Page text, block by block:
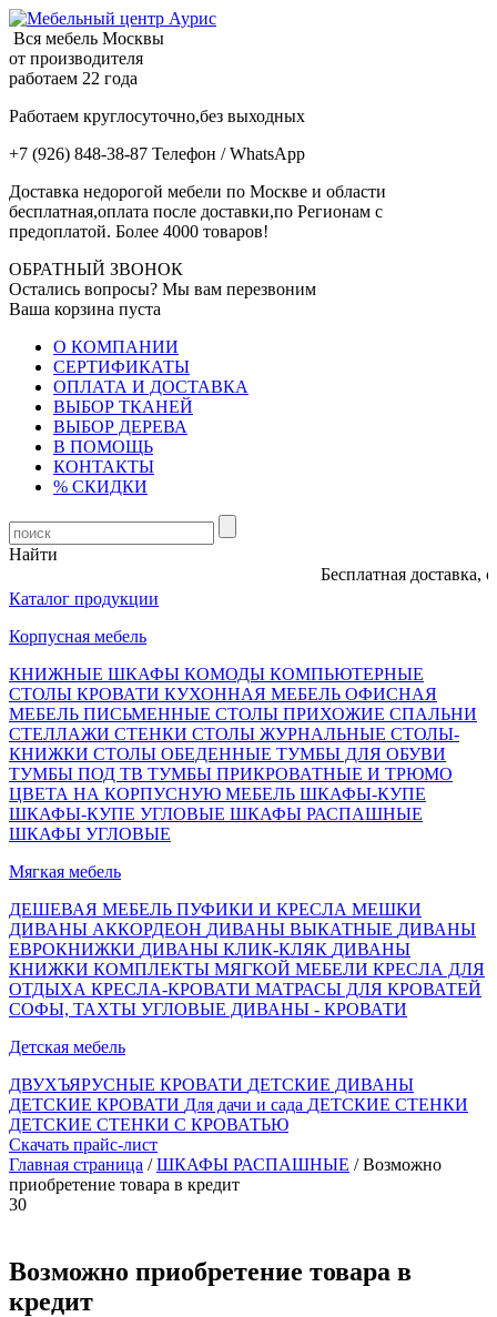
Вся мебель Москвы
от производителя
работаем 22 года
Работаем круглосуточно,без выходных
+7 (926) 848-38-87 Телефон / WhatsApp
Доставка недорогой мебели по Москве и области
бесплатная,оплата после доставки,по Регионам с
предоплатой. Более 4000 товаров!
ОБРАТНЫЙ ЗВОНОК
Остались вопросы? Мы вам перезвоним
Ваша корзина пуста
О КОМПАНИИ
СЕРТИФИКАТЫ
ОПЛАТА И ДОСТАВКА
ВЫБОР ТКАНЕЙ
ВЫБОР ДЕРЕВА
В ПОМОЩЬ
КОНТАКТЫ
% СКИДКИ
Найти
Бесплатная доставка,
Каталог продукции
Корпусная мебель
КНИЖНЫЕ ШКАФЫ КОМОДЫ КОМПЬЮТЕРНЫЕ
СТОЛЫ КРОВАТИ КУХОННАЯ МЕБЕЛЬ ОФИСНАЯ
МЕБЕЛЬ ПИСЬМЕННЫЕ СТОЛЫ ПРИХОЖИЕ СПАЛЬНИ
СТЕЛЛАЖИ СТЕНКИ СТОЛЫ ЖУРНАЛЬНЫЕ СТОЛЫ-
КНИЖКИ СТОЛЫ ОБЕДЕННЫЕ ТУМБЫ ДЛЯ ОБУВИ
ТУМБЫ ПОД ТВ ТУМБЫ ПРИКРОВАТНЫЕ И ТРЮМО
ЦВЕТА НА КОРПУСНУЮ МЕБЕЛЬ ШКАФЫ-КУПЕ
ШКАФЫ-КУПЕ УГЛОВЫЕ ШКАФЫ РАСПАШНЫЕ
ШКАФЫ УГЛОВЫЕ
Мягкая мебель
ДЕШЕВАЯ МЕБЕЛЬ ПУФИКИ И КРЕСЛА МЕШКИ
ДИВАНЫ АККОРДЕОН ДИВАНЫ ВЫКАТНЫЕ ДИВАНЫ
ЕВРОКНИЖКИ ДИВАНЫ КЛИК-КЛЯК ДИВАНЫ
КНИЖКИ КОМПЛЕКТЫ МЯГКОЙ МЕБЕЛИ КРЕСЛА ДЛЯ
ОТДЫХА КРЕСЛА-КРОВАТИ МАТРАСЫ ДЛЯ КРОВАТЕЙ
СОФЫ, ТАХТЫ УГЛОВЫЕ ДИВАНЫ - КРОВАТИ
Детская мебель
ДВУХЪЯРУСНЫЕ КРОВАТИ ДЕТСКИЕ ДИВАНЫ
ДЕТСКИЕ КРОВАТИ Для дачи и сада ДЕТСКИЕ СТЕНКИ
ДЕТСКИЕ СТЕНКИ С КРОВАТЬЮ
Скачать прайс-лист
Главная страница /ШКАФЫ РАСПАШНЫЕ / Возможно
приобретение товара в кредит
30
Возможно приобретение товара в
кредит